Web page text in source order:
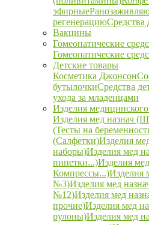
эфирные
регенерациюСредства
Вакцины
Гомеопатические
Гомеопатические
Детские товары
Косметика Джонсон
бутылочкиСредства
ухода за младенцами
Изделия
Изделия мед назнач
(Тесты на
(Салфетки)Изделия
наборы)Изделия мед
пипетки...)Изделия
Компрессы...)Изделия
№3)Изделия мед
№12)Изделия мед
прочие)Изделия мед
рулоны)Изделия мед